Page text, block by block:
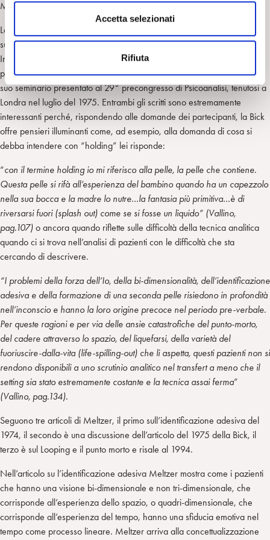
e
n
s
o
Accetta selezionati
Rifiuta
Melanie Klein, John Bowlby, Wilfred Bion e la Scuola di Budapest.
La
supervisione condotta da Esther Bick per un seminario di gruppo di
Infant observation tenutosi a Montevideo nell’agosto del 1970, ed è la
prima pubblicazione in lingua italiana di questo documento. Segue un
suo seminario presentato al 29° precongresso di Psicoanalisi, tenutosi a
Londra nel luglio del 1975. Entrambi gli scritti sono estremamente
interessanti perché, rispondendo alle domande dei partecipanti, la Bick
offre pensieri illuminanti come, ad esempio, alla domanda di cosa si
debba intendere con “holding” lei risponde:
“con il termine holding io mi riferisco alla pelle, la pelle che contiene.
Questa pelle si rifà all’esperienza del bambino quando ha un capezzolo
nella sua bocca e la madre lo nutre…la fantasia più primitiva…è di
riversarsi fuori (splash out) come se si fosse un liquido” (Vallino,
pag.107) o ancora quando riflette sulle difficoltà della tecnica analitica
quando ci si trova nell’analisi di pazienti con le difficoltà che sta
cercando di descrivere.
“I problemi della forza dell’Io, della bi-dimensionalità, dell’identificazione
adesiva e della formazione di una seconda pelle risiedono in profondità
nell’inconscio e hanno la loro origine precoce nel periodo pre-verbale.
Per queste ragioni e per via delle ansie catastrofiche del punto-morto,
del cadere attraverso lo spazio, del liquefarsi, della varietà del
fuoriuscire-dalla-vita (life-spilling-out) che li aspetta, questi pazienti non si
rendono disponibili a uno scrutinio analitico nel transfert a meno che il
setting sia stato estremamente costante e la tecnica assai ferma”
(Vallino, pag.134).
Seguono tre articoli di Meltzer, il primo sull’identificazione adesiva del
1974, il secondo è una discussione dell’articolo del 1975 della Bick, il
terzo è sul Looping e il punto morto e risale al 1994.
Nell’articolo su l’identificazione adesiva Meltzer mostra come i pazienti
che hanno una visione bi-dimensionale e non tri-dimensionale, che
corrisponde all’esperienza dello spazio, o quadri-dimensionale, che
corrisponde all’esperienza del tempo, hanno una sfiducia emotiva nel
tempo come processo lineare. Meltzer arriva alla concettualizzazione